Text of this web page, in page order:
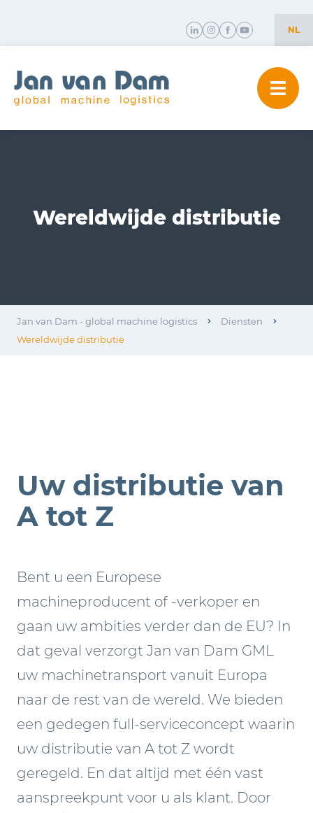
NL
EN
Wereldwijde distributie
Jan van Dam - global machine logistics
Diensten
Wereldwijde distributie
Uw distributie van
A tot Z
Bent u een Europese
machineproducent of -verkoper en
gaan uw ambities verder dan de EU? In
dat geval verzorgt Jan van Dam GML
uw machinetransport vanuit Europa
naar de rest van de wereld. We bieden
een gedegen full-serviceconcept waarin
uw distributie van A tot Z wordt
geregeld. En dat altijd met één vast
aanspreekpunt voor u als klant. Door